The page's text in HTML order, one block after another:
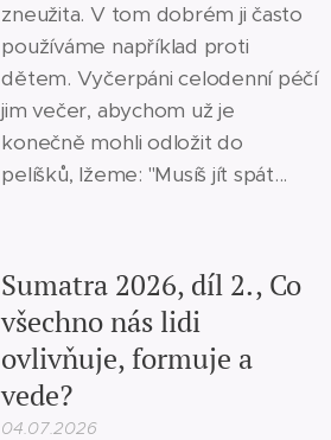
zneužita. V tom dobrém ji často
používáme například proti
dětem. Vyčerpáni celodenní péčí
jim večer, abychom už je
konečně mohli odložit do
pelíšků, lžeme: "Musíš jít spát...
Sumatra 2026, díl 2., Co
všechno nás lidi
ovlivňuje, formuje a
vede?
04.07.2026